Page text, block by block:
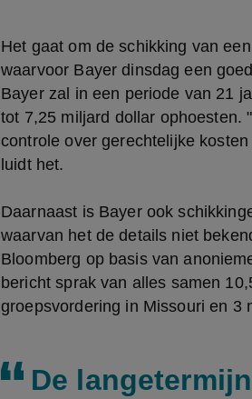
Het gaat om de schikking van
waarvoor Bayer dinsdag een
Bayer zal in een periode van 21
tot 7,25 miljard dollar ophoesten.
controle over gerechtelijke
luidt het.
Daarnaast is Bayer ook
waarvan het de details niet
Bloomberg op basis van
bericht sprak van alles samen
groepsvordering in Missouri en 3
De